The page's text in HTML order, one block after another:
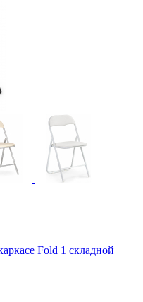
Fold 1 складной